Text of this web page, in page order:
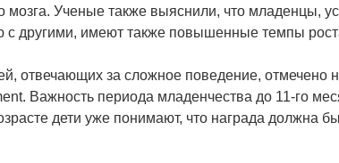
мозга. Ученые также выяснили, что младенцы,
с другими, имеют также повышенные темпы
отвечающих за сложное поведение, отмечено
Важность периода младенчества до 11-го
дети уже понимают, что награда должна